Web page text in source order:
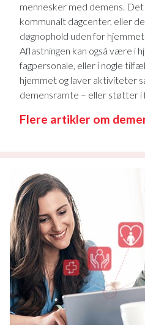
mennesker med demens.
kommunalt dagcenter, eller
døgnophold uden for
Aflastningen kan også være i
fagpersonale, eller i nogle
hjemmet og laver aktiviteter
demensramte – eller støtter
Flere artikler om